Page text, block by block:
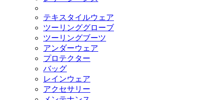
テキスタイルウェア
ツーリンググローブ
ツーリングブーツ
アンダーウェア
プロテクター
バッグ
レインウェア
アクセサリー